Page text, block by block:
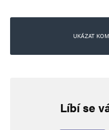
UKÁZAT
7. 1. 2025 (15:50)
Líbí se